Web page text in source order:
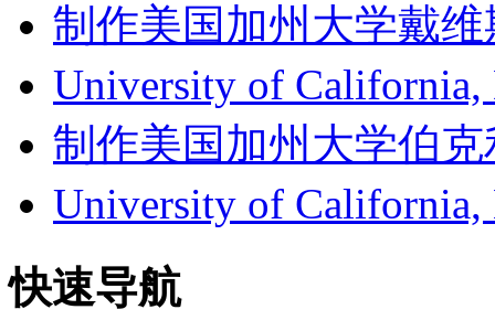
制作美国加州大学戴
University of
制作美国加州大学伯
University of
快速导航